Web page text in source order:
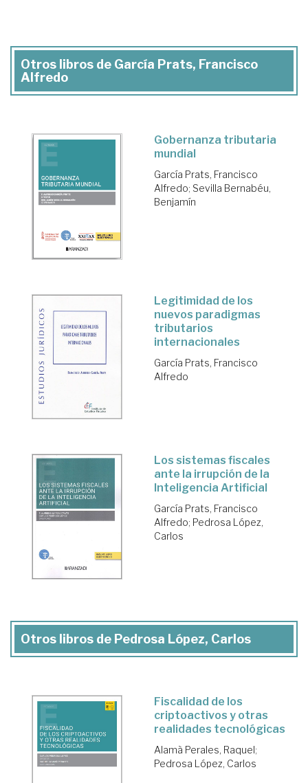
Otros libros de García Prats, Francisco
Alfredo
Gobernanza tributaria
mundial
García Prats, Francisco
Alfredo; Sevilla Bernabéu,
Benjamín
Legitimidad de los
nuevos paradigmas
tributarios
internacionales
García Prats, Francisco
Alfredo
Los sistemas fiscales
ante la irrupción de la
Inteligencia Artificial
García Prats, Francisco
Alfredo; Pedrosa López,
Carlos
Otros libros de Pedrosa López, Carlos
Fiscalidad de los
criptoactivos y otras
realidades tecnológicas
Alamà Perales, Raquel;
Pedrosa López, Carlos